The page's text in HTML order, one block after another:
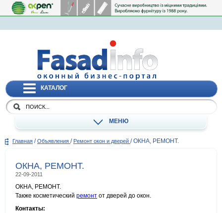
КАТАЛОГ
МЕНЮ
Главная / Объявления / Ремонт окон и дверей / ОКНА, РЕМОНТ.
ОКНА, РЕМОНТ.
22-09-2011
ОКНА, РЕМОНТ.
Также косметический ремонт от дверей до окон.
Контакты: